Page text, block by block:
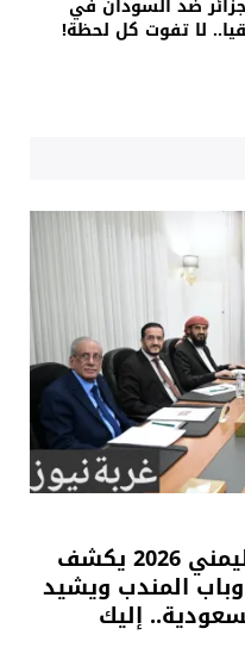
لا تفوت كل لحظة!
مجلس القيادة الرئاسي اليمني 2026 يكشف
وباب المندب ويشيد
إليك